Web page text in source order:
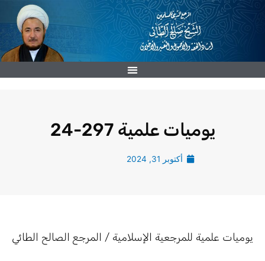
تخطي
يوميات علمية 297-24
أكتوبر 31, 2024
يوميات علمية للمرجعية الإسلامية / المرجع الصالح الطائي